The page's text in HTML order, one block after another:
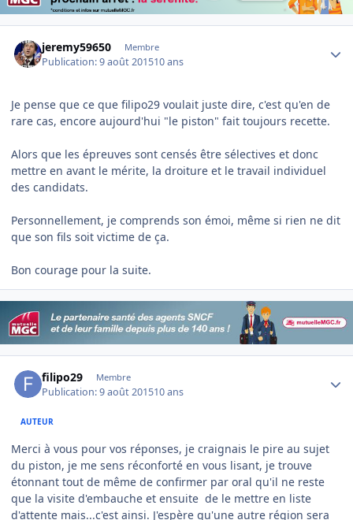
jeremy59650 Membre
Publication:9 août 201510 ans
Je pense que ce que filipo29 voulait juste dire, c'est qu'en de
rare cas, encore aujourd'hui "le piston" fait toujours recette.
Alors que les épreuves sont censés être sélectives et donc
mettre en avant le mérite, la droiture et le travail individuel
des candidats.
Personnellement, je comprends son émoi, même si rien ne dit
que son fils soit victime de ça.
Bon courage pour la suite.
filipo29 Membre
Publication:9 août 201510 ans
AUTEUR
Merci à vous pour vos réponses, je craignais le pire au sujet
du piston, je me sens réconforté en vous lisant, je trouve
étonnant tout de même de confirmer par oral qu'il ne reste
que la visite d'embauche et ensuite de le mettre en liste
d'attente mais...c'est ainsi. J'espère qu'une autre région sera